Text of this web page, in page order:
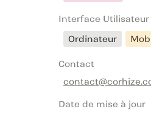
Interface Utilisateur
Ordinateur
Contact
Date de mise à jour